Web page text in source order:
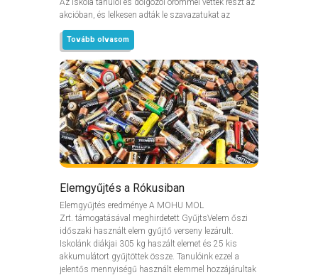
Az iskola tanulói és dolgozói örömmel vettek részt az
akcióban, és lelkesen adták le szavazatukat az
Tovább olvasom
Elemgyűjtés a Rókusiban
Elemgyűjtés eredménye A MOHU MOL
Zrt. támogatásával meghirdetett GyűjtsVelem őszi
időszaki használt elem gyűjtő verseny lezárult.
Iskolánk diákjai 305 kg haszált elemet és 25 kis
akkumulátort gyűjtöttek össze. Tanulóink ezzel a
jelentős mennyiségű használt elemmel hozzájárultak